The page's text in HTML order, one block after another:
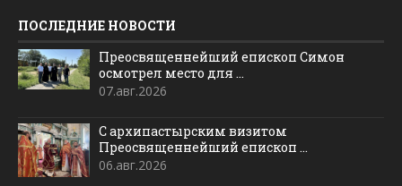
ПОСЛЕДНИЕ НОВОСТИ
Преосвященнейший епископ Симон
осмотрел место для ...
07.авг.2026
С архипастырским визитом
Преосвященнейший епископ ...
06.авг.2026